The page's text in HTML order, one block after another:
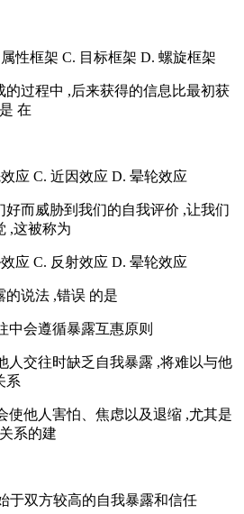
框架 C. 目标框架 D. 螺旋框架
过程中 ,后来获得的信息比最初获
在
C. 近因效应 D. 晕轮效应
而威胁到我们的自我评价 ,让我们
,这被称为
C. 反射效应 D. 晕轮效应
说法 ,错误 的是
会遵循暴露互惠原则
交往时缺乏自我暴露 ,将难以与他
系
他人害怕、焦虑以及退缩 ,尤其是
系的建
双方较高的自我暴露和信任